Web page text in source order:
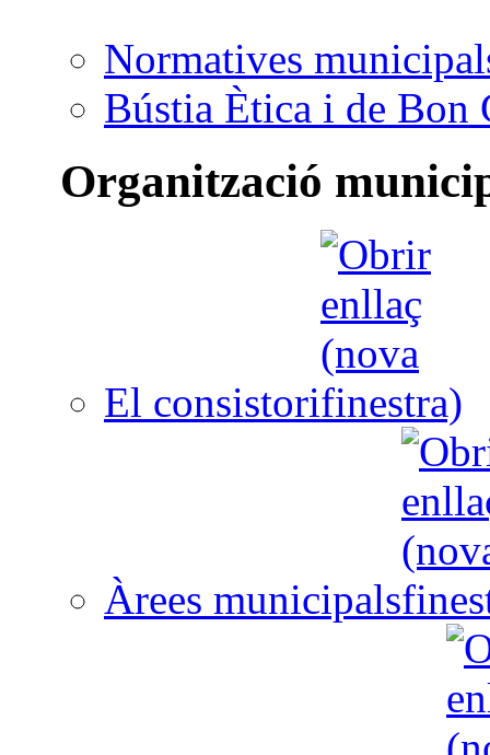
Normatives
Bústia Ètica i de Bon
Organització
El consistori
Àrees municipals